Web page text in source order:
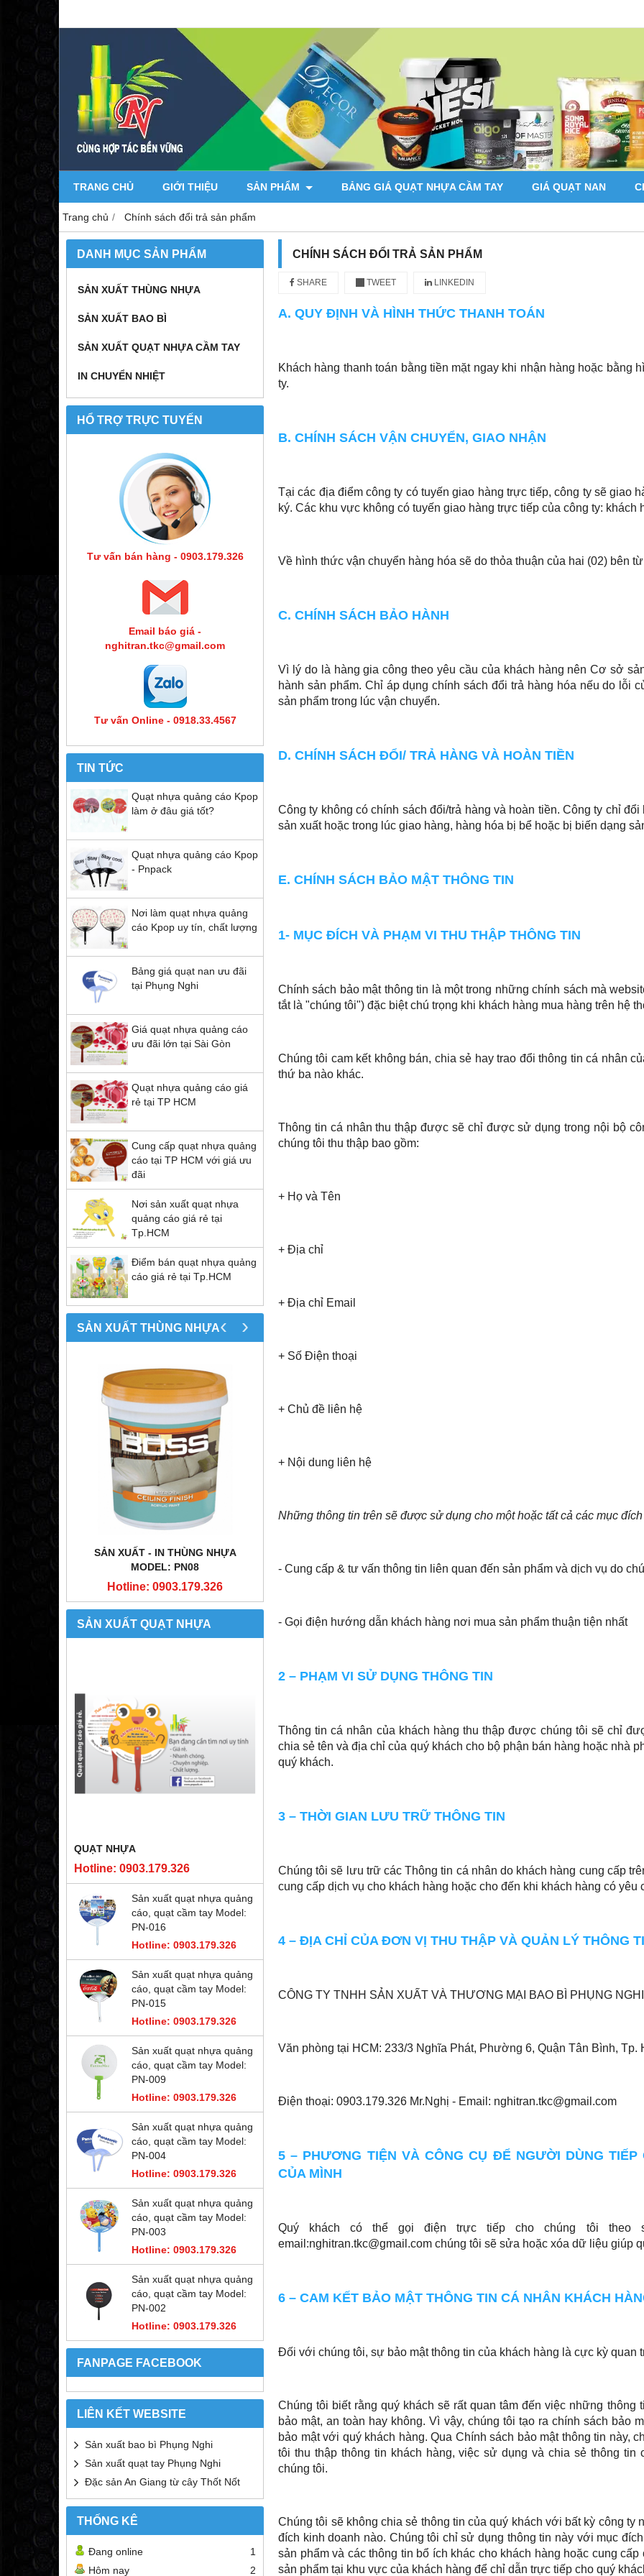
TRANG CHỦ GIỚI THIỆU SẢN PHẨM BẢNG GIÁ QUẠT NHỰA CẦM TAY GIÁ QUẠT NAN
Trang chủ Chính sách đổi trả sản phẩm
DANH MỤC SẢN PHẨM
SẢN XUẤT THÙNG NHỰA
SẢN XUẤT BAO BÌ
SẢN XUẤT QUẠT NHỰA CẦM TAY
IN CHUYỂN NHIỆT
HỔ TRỢ TRỰC TUYẾN
Tư vấn bán hàng - 0903.179.326
Email báo giá -
nghitran.tkc@gmail.com
Tư vấn Online - 0918.33.4567
TIN TỨC
Quạt nhựa quảng cáo Kpop
làm ở đâu giá tốt?
Quạt nhựa quảng cáo Kpop
- Pnpack
Nơi làm quạt nhựa quảng
cáo Kpop uy tín, chất lượng
Bảng giá quạt nan ưu đãi
tại Phụng Nghi
Giá quạt nhựa quảng cáo
ưu đãi lớn tại Sài Gòn
Quạt nhựa quảng cáo giá
rẻ tại TP HCM
Cung cấp quạt nhựa quảng
cáo tại TP HCM với giá ưu
đãi
Nơi sản xuất quạt nhựa
quảng cáo giá rẻ tại
Tp.HCM
Điểm bán quạt nhựa quảng
cáo giá rẻ tại Tp.HCM
SẢN XUẤT THÙNG NHỰA
SẢN XUẤT - IN THÙNG NHỰA
MODEL: PN08
Hotline: 0903.179.326
MODEL: PN07
MODEL: PN06
‹ ›
SẢN XUẤT QUẠT NHỰA
QUẠT NHỰA
Hotline: 0903.179.326
Sản xuất quạt nhựa quảng
cáo, quạt cầm tay Model:
PN-016
Hotline: 0903.179.326
Sản xuất quạt nhựa quảng
cáo, quạt cầm tay Model:
PN-015
Hotline: 0903.179.326
Sản xuất quạt nhựa quảng
cáo, quạt cầm tay Model:
PN-009
Hotline: 0903.179.326
Sản xuất quạt nhựa quảng
cáo, quạt cầm tay Model:
PN-004
Hotline: 0903.179.326
Sản xuất quạt nhựa quảng
cáo, quạt cầm tay Model:
PN-003
Hotline: 0903.179.326
Sản xuất quạt nhựa quảng
cáo, quạt cầm tay Model:
PN-002
Hotline: 0903.179.326
FANPAGE FACEBOOK
LIÊN KẾT WEBSITE
Sản xuất bao bì Phụng Nghi
Sản xuất quạt tay Phụng Nghi
Đặc sản An Giang từ cây Thốt Nốt
THỐNG KÊ
Đang online
1
Hôm nay
2
CHÍNH SÁCH ĐỔI TRẢ SẢN PHẨM
SHARE TWEET LINKEDIN
A. QUY ĐỊNH VÀ HÌNH THỨC THANH TOÁN
Khách hàng thanh toán bằng tiền mặt ngay khi nhận hàng hoặc bằng
ty.
B. CHÍNH SÁCH VẬN CHUYỂN, GIAO NHẬN
Tại các địa điểm công ty có tuyến giao hàng trực tiếp, công ty sẽ giao
ký. Các khu vực không có tuyến giao hàng trực tiếp của công ty: khách
Về hình thức vận chuyển hàng hóa sẽ do thỏa thuận của hai (02) bên
C. CHÍNH SÁCH BẢO HÀNH
Vì lý do là hàng gia công theo yêu cầu của khách hàng nên Cơ sở
hành sản phẩm. Chỉ áp dụng chính sách đổi trả hàng hóa nếu do lỗi
sản phẩm trong lúc vận chuyển.
D. CHÍNH SÁCH ĐỔI/ TRẢ HÀNG VÀ HOÀN TIỀN
Công ty không có chính sách đổi/trả hàng và hoàn tiền. Công ty chỉ
sản xuất hoặc trong lúc giao hàng, hàng hóa bị bể hoặc bị biến dạng
E. CHÍNH SÁCH BẢO MẬT THÔNG TIN
1- MỤC ĐÍCH VÀ PHẠM VI THU THẬP THÔNG TIN
Chính sách bảo mật thông tin là một trong những chính sách mà
tắt là "chúng tôi") đặc biệt chú trọng khi khách hàng mua hàng trên hệ
Chúng tôi cam kết không bán, chia sẻ hay trao đổi thông tin cá nhân
thứ ba nào khác.
Thông tin cá nhân thu thập được sẽ chỉ được sử dụng trong nội bộ
chúng tôi thu thập bao gồm:
+ Họ và Tên
+ Địa chỉ
+ Địa chỉ Email
+ Số Điện thoại
+ Chủ đề liên hệ
+ Nội dung liên hệ
Những thông tin trên sẽ được sử dụng cho một hoặc tất cả các mục
- Cung cấp & tư vấn thông tin liên quan đến sản phẩm và dịch vụ do
- Gọi điện hướng dẫn khách hàng nơi mua sản phẩm thuận tiện nhất
2 – PHẠM VI SỬ DỤNG THÔNG TIN
Thông tin cá nhân của khách hàng thu thập được chúng tôi sẽ chỉ
chia sẻ tên và địa chỉ của quý khách cho bộ phận bán hàng hoặc nhà
quý khách.
3 – THỜI GIAN LƯU TRỮ THÔNG TIN
Chúng tôi sẽ lưu trữ các Thông tin cá nhân do khách hàng cung cấp
cung cấp dịch vụ cho khách hàng hoặc cho đến khi khách hàng có yêu
4 – ĐỊA CHỈ CỦA ĐƠN VỊ THU THẬP VÀ QUẢN LÝ THÔNG
CÔNG TY TNHH SẢN XUẤT VÀ THƯƠNG MẠI BAO BÌ PHỤNG NGHI
Văn phòng tại HCM: 233/3 Nghĩa Phát, Phường 6, Quận Tân Bình, Tp.
Điện thoại: 0903.179.326 Mr.Nghị - Email: nghitran.tkc@gmail.com
5 – PHƯƠNG TIỆN VÀ CÔNG CỤ ĐỂ NGƯỜI DÙNG
CỦA MÌNH
Quý khách có thể gọi điện trực tiếp cho chúng tôi theo
email:nghitran.tkc@gmail.com chúng tôi sẽ sửa hoặc xóa dữ liệu giúp
6 – CAM KẾT BẢO MẬT THÔNG TIN CÁ NHÂN KHÁCH
Đối với chúng tôi, sự bảo mật thông tin của khách hàng là cực kỳ quan
Chúng tôi biết rằng quý khách sẽ rất quan tâm đến việc những
bảo mật, an toàn hay không. Vì vậy, chúng tôi tạo ra chính sách bảo
bảo mật với quý khách hàng. Qua Chính sách bảo mật thông tin này,
tôi thu thập thông tin khách hàng, việc sử dụng và chia sẻ thông
chúng tôi.
Chúng tôi sẽ không chia sẻ thông tin của quý khách với bất kỳ công
đích kinh doanh nào. Chúng tôi chỉ sử dụng thông tin này với mục
sản phẩm và các thông tin bổ ích khác cho khách hàng hoặc cung
sản phẩm tại khu vực của khách hàng để chỉ dẫn trực tiếp cho quý